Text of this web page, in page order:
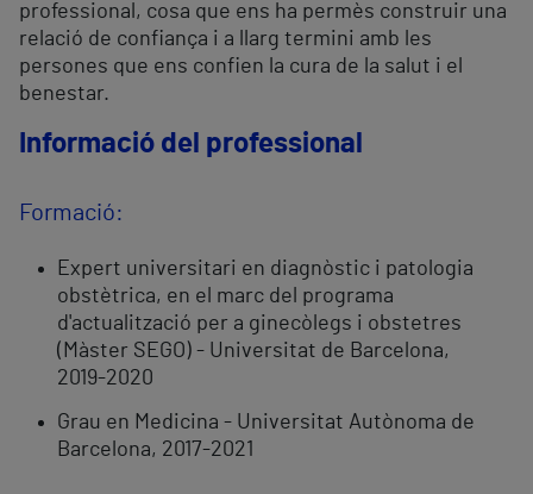
professional, cosa que ens ha permès construir una
relació de confiança i a llarg termini amb les
persones que ens confien la cura de la salut i el
benestar.
Informació del professional
Formació:
Expert universitari en diagnòstic i patologia
obstètrica, en el marc del programa
d'actualització per a ginecòlegs i obstetres
(Màster SEGO) - Universitat de Barcelona,
2019-2020
Grau en Medicina - Universitat Autònoma de
Barcelona, 2017-2021